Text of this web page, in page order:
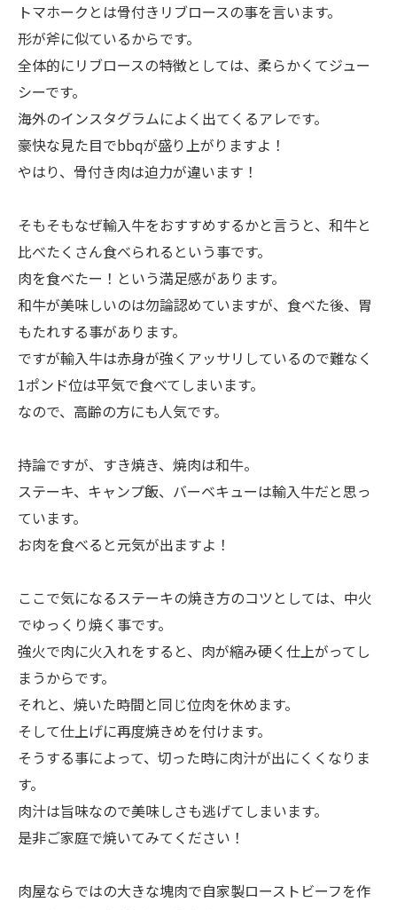
トマホークとは骨付きリブロースの事を言います。
形が斧に似ているからです。
全体的にリブロースの特徴としては、柔らかくてジュー
シーです。
海外のインスタグラムによく出てくるアレです。
豪快な見た目でbbqが盛り上がりますよ！
やはり、骨付き肉は迫力が違います！
そもそもなぜ輸入牛をおすすめするかと言うと、和牛と
比べたくさん食べられるという事です。
肉を食べたー！という満足感があります。
和牛が美味しいのは勿論認めていますが、食べた後、胃
もたれする事があります。
ですが輸入牛は赤身が強くアッサリしているので難なく
1ポンド位は平気で食べてしまいます。
なので、高齢の方にも人気です。
持論ですが、すき焼き、焼肉は和牛。
ステーキ、キャンプ飯、バーベキューは輸入牛だと思っ
ています。
お肉を食べると元気が出ますよ！
ここで気になるステーキの焼き方のコツとしては、中火
でゆっくり焼く事です。
強火で肉に火入れをすると、肉が縮み硬く仕上がってし
まうからです。
それと、焼いた時間と同じ位肉を休めます。
そして仕上げに再度焼きめを付けます。
そうする事によって、切った時に肉汁が出にくくなりま
す。
肉汁は旨味なので美味しさも逃げてしまいます。
是非ご家庭で焼いてみてください！
肉屋ならではの大きな塊肉で自家製ローストビーフを作